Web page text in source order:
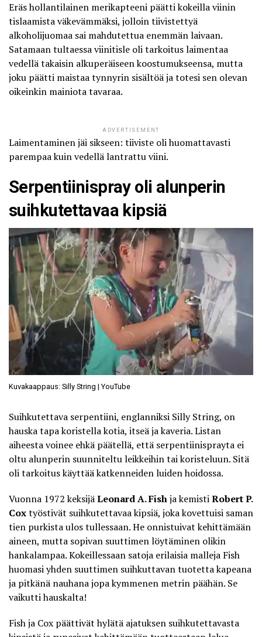
Eräs hollantilainen merikapteeni päätti kokeilla viinin
tislaamista väkevämmäksi, jolloin tiivistettyä
alkoholijuomaa sai mahdutettua enemmän laivaan.
Satamaan tultaessa viinitisle oli tarkoituslaimentaa
vedellätakaisin alkuperäiseen koostumukseensa, mutta
joku päätti maistaa tynnyrin sisältöä ja totesi sen olevan
oikeinkin mainiota tavaraa.
ADVERTISEMENT
Laimentaminen jäi sikseen: tiiviste oli huomattavasti
parempaa kuin vedellä lantrattu viini.
Serpentiinispray oli alunperin
suihkutettavaa kipsiä
Kuvakaappaus: Silly String | YouTube
Suihkutettava serpentiini, englanniksi Silly String, on
hauska tapa koristella kotia, itseä ja kaveria. Listan
aiheesta voinee ehkä päätellä, että serpentiinisprayta ei
oltu alunperin suunniteltu leikkeihin tai koristeluun. Sitä
oli tarkoitus käyttää katkenneiden luiden hoidossa.
Vuonna 1972 keksijäLeonard A. Fishja kemistiRobert P.
Coxtyöstivät suihkutettavaa kipsiä, joka kovettuisi saman
tien purkista ulos tullessaan. He onnistuivat kehittämään
aineen, mutta sopivan suuttimen löytäminen olikin
hankalampaa. Kokeillessaan satoja erilaisia malleja Fish
huomasi yhden suuttimen suihkuttavan tuotetta kapeana
ja pitkänä nauhana jopa kymmenen metrin päähän. Se
vaikutti hauskalta!
Fish ja Cox päättiväthylätä ajatuksen suihkutettavasta